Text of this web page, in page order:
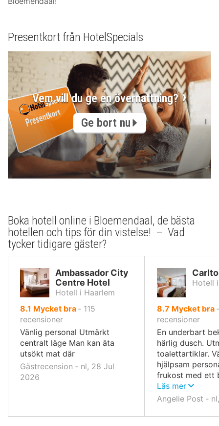
Presentkort från HotelSpecials
Vem vill du ge en övernattning?
Ge bort nu
Boka hotell online i Bloemendaal, de bästa
hotellen och tips för din vistelse! – Vad
tycker tidigare gäster?
Ambassador City
Centre Hotel
Hotell i Haarlem
8.1 av
10,
Mycket bra ‐ 115
recensioner
Vänlig personal Utmärkt
centralt läge Man kan äta
utsökt mat där
Gästrecension ‐ nl, 28 Jul
2026
Hotell
8.7 av
10,
Mycket bra
recensioner
En underbart
härlig dusch.
toalettartiklar.
hjälpsam
frukost med ett
av alternativ.
Läs mer
Angelie Post ‐